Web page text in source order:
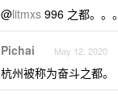
@litmxs 996 之都。。
Pichai May 12, 2020
杭州被称为奋斗之都。